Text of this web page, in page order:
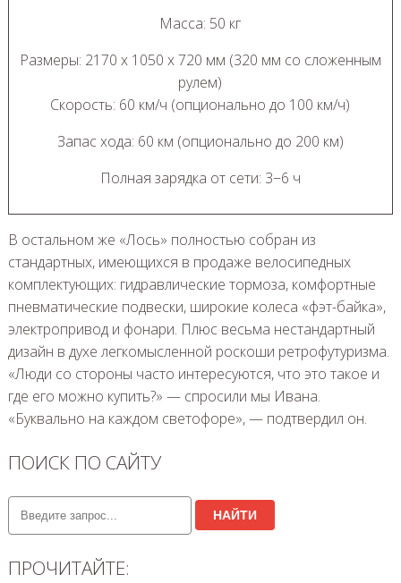
Масса: 50 кг
Размеры: 2170 х 1050 х 720 мм (320 мм со сложенным
рулем)
Скорость: 60 км/ч (опционально до 100 км/ч)
Запас хода: 60 км (опционально до 200 км)
Полная зарядка от сети: 3−6 ч
В остальном же «Лось» полностью собран из
стандартных, имеющихся в продаже велосипедных
комплектующих: гидравлические тормоза, комфортные
пневматические подвески, широкие колеса «фэт-байка»,
электропривод и фонари. Плюс весьма нестандартный
дизайн в духе легкомысленной роскоши ретрофутуризма.
«Люди со стороны часто интересуются, что это такое и
где его можно купить?» — спросили мы Ивана.
«Буквально на каждом светофоре», — подтвердил он.
ПОИСК ПО САЙТУ
НАЙТИ
ПРОЧИТАЙТЕ: